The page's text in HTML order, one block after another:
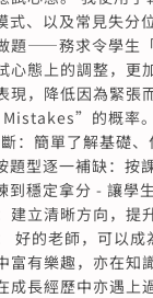
式、以及常見失分
題——務求令學生
心態上的調整，更
現，降低因為緊張
的概率
：簡單了解基礎
題型逐一補缺：按
到穩定拿分 - 讓學
建立清晰方向，提
好的老師，可以成
富有樂趣，亦在知
成長經歷中亦遇上